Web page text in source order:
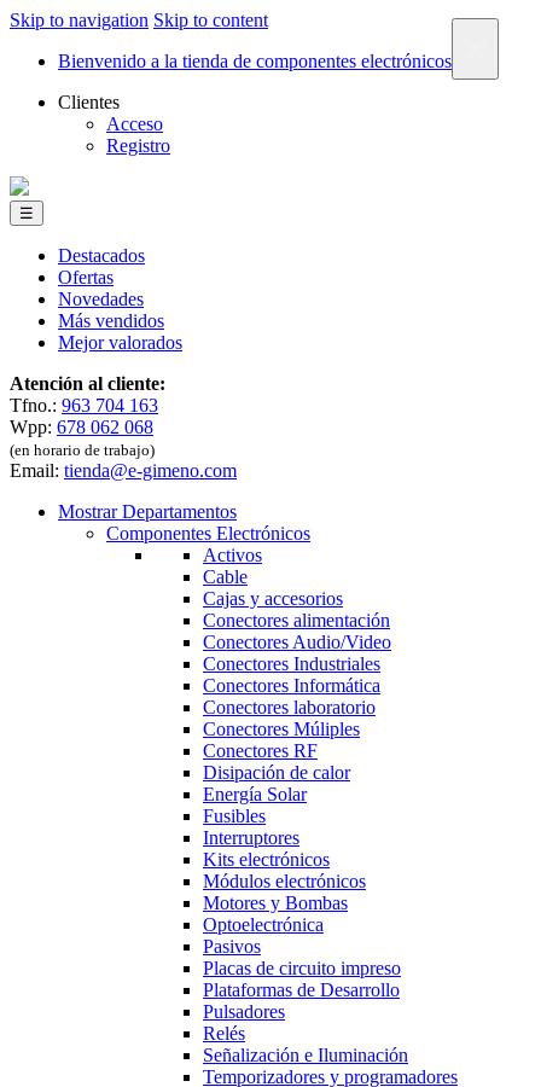
Skip to navigation Skip to content
Bienvenido a la tienda de componentes electrónicos
Clientes
Acceso
Registro
☰
Destacados
Ofertas
Novedades
Más vendidos
Mejor valorados
Atención al cliente:
Tfno.: 963 704 163
Wpp: 678 062 068
(en horario de trabajo)
Email: tienda@e-gimeno.com
Mostrar Departamentos
Componentes Electrónicos
Activos
Cable
Cajas y accesorios
Conectores alimentación
Conectores Audio/Video
Conectores Industriales
Conectores Informática
Conectores laboratorio
Conectores Múliples
Conectores RF
Disipación de calor
Energía Solar
Fusibles
Interruptores
Kits electrónicos
Módulos electrónicos
Motores y Bombas
Optoelectrónica
Pasivos
Placas de circuito impreso
Plataformas de Desarrollo
Pulsadores
Relés
Señalización e Iluminación
Temporizadores y programadores